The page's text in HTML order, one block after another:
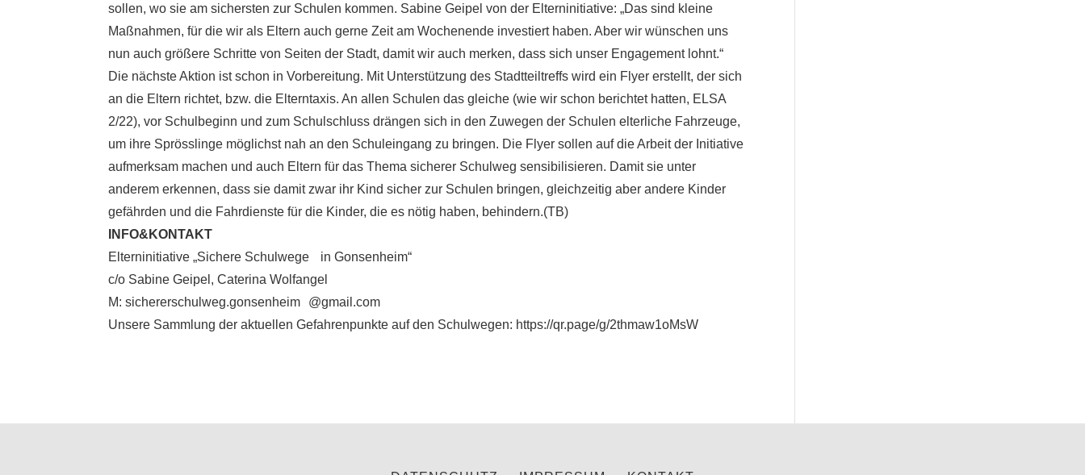
sollen, wo sie am sichersten zur Schulen kommen. Sabine Geipel von der Elterninitiative: „Das sind kleine
Maßnahmen, für die wir als Eltern auch gerne Zeit am Wochenende investiert haben. Aber wir wünschen uns
nun auch größere Schritte von Seiten der Stadt, damit wir auch merken, dass sich unser Engagement lohnt.“
Die nächste Aktion ist schon in Vorbereitung. Mit Unterstützung des Stadtteiltreffs wird ein Flyer erstellt, der sich
an die Eltern richtet, bzw. die Elterntaxis. An allen Schulen das gleiche (wie wir schon berichtet hatten, ELSA
2/22), vor Schulbeginn und zum Schulschluss drängen sich in den Zuwegen der Schulen elterliche Fahrzeuge,
um ihre Sprösslinge möglichst nah an den Schuleingang zu bringen. Die Flyer sollen auf die Arbeit der Initiative
aufmerksam machen und auch Eltern für das Thema sicherer Schulweg sensibilisieren. Damit sie unter
anderem erkennen, dass sie damit zwar ihr Kind sicher zur Schulen bringen, gleichzeitig aber andere Kinder
gefährden und die Fahrdienste für die Kinder, die es nötig haben, behindern.(TB)
INFO&KONTAKT
Elterninitiative „Sichere Schulwege in Gonsenheim“
c/o Sabine Geipel, Caterina Wolfangel
M: sichererschulweg.gonsenheim @gmail.com
Unsere Sammlung der aktuellen Gefahrenpunkte auf den Schulwegen: https://qr.page/g/2thmaw1oMsW